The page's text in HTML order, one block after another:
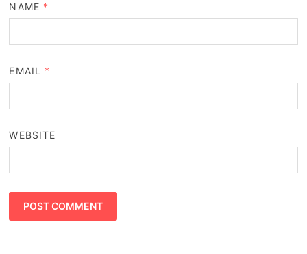
NAME *
EMAIL *
WEBSITE